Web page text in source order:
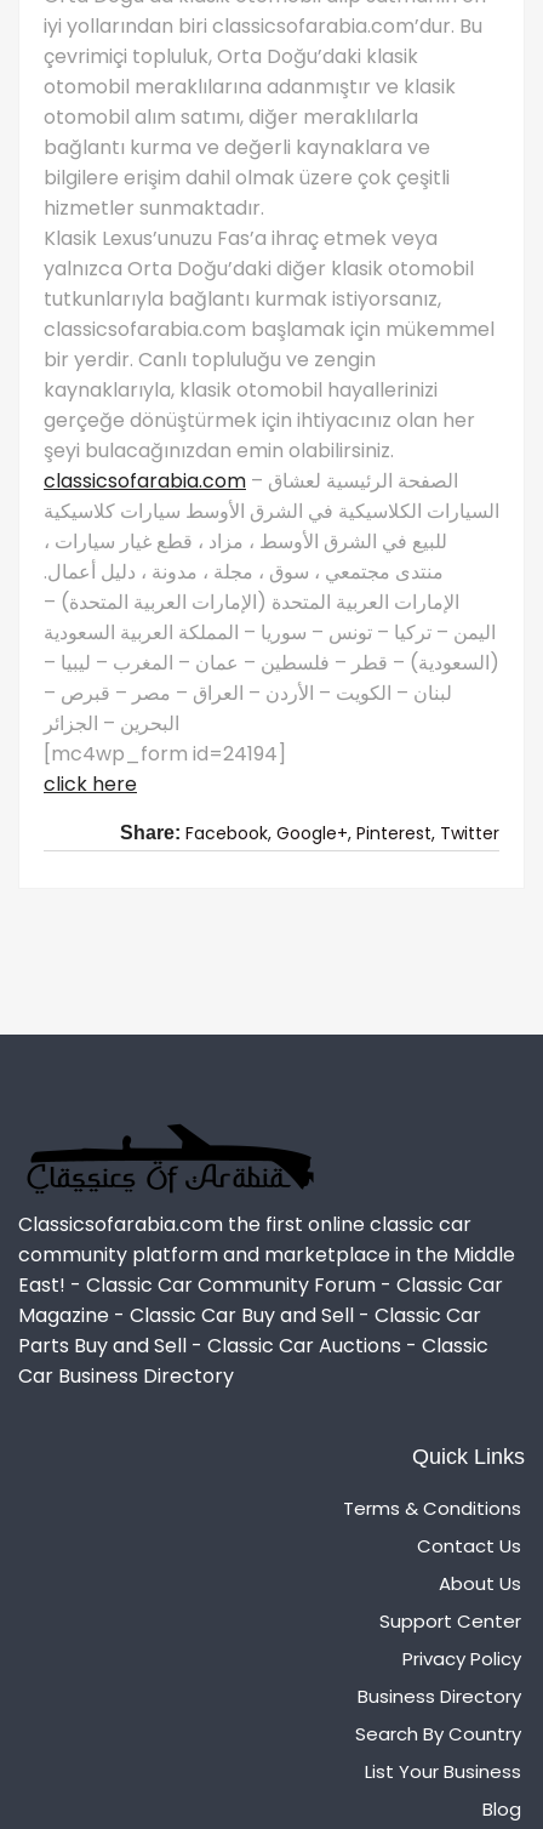
iyi yollarından biri classicsofarabia.com’dur. Bu
çevrimiçi topluluk, Orta Doğu’daki klasik
otomobil meraklılarına adanmıştır ve klasik
otomobil alım satımı, diğer meraklılarla
bağlantı kurma ve değerli kaynaklara ve
bilgilere erişim dahil olmak üzere çok çeşitli
hizmetler sunmaktadır.
Klasik Lexus’unuzu Fas’a ihraç etmek veya
yalnızca Orta Doğu’daki diğer klasik otomobil
tutkunlarıyla bağlantı kurmak istiyorsanız,
classicsofarabia.com başlamak için mükemmel
bir yerdir. Canlı topluluğu ve zengin
kaynaklarıyla, klasik otomobil hayallerinizi
gerçeğe dönüştürmek için ihtiyacınız olan her
şeyi bulacağınızdan emin olabilirsiniz.
classicsofarabia.com – الصفحة الرئيسية لعشاق
السيارات الكلاسيكية في الشرق الأوسط سيارات كلاسيكية
للبيع في الشرق الأوسط ، مزاد ، قطع غيار سيارات ،
منتدى مجتمعي ، سوق ، مجلة ، مدونة ، دليل أعمال.
الإمارات العربية المتحدة (الإمارات العربية المتحدة) –
اليمن – تركيا – تونس – سوريا – المملكة العربية السعودية
(السعودية) – قطر – فلسطين – عمان – المغرب – ليبيا –
لبنان – الكويت – الأردن – العراق – مصر – قبرص –
البحرين – الجزائر
[mc4wp_form id=24194]
click here
Share: Facebook, Google+, Pinterest, Twitter
Classicsofarabia.com the first online classic car
community platform and marketplace in the Middle
East! - Classic Car Community Forum - Classic Car
Magazine - Classic Car Buy and Sell - Classic Car
Parts Buy and Sell - Classic Car Auctions - Classic
Car Business Directory
Quick Links
Terms & Conditions
Contact Us
About Us
Support Center
Privacy Policy
Business Directory
Search By Country
List Your Business
Blog